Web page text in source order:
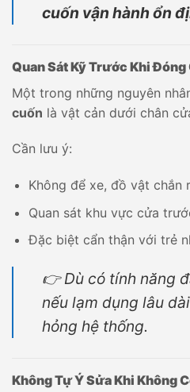
cuốn vận hành ổn
Quan Sát Kỹ Trước Khi Đóng
Một trong những nguyên
cuốn là vật cản dưới chân
Cần lưu ý:
Không để xe, đồ vật chắn
Quan sát khu vực cửa
Đặc biệt cẩn thận với trẻ
👉 Dù có tính năng
nếu lạm dụng lâu
hỏng hệ thống.
Không Tự Ý Sửa Khi Không